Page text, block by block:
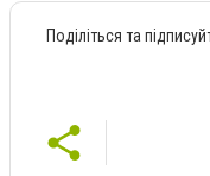
Поділіться та